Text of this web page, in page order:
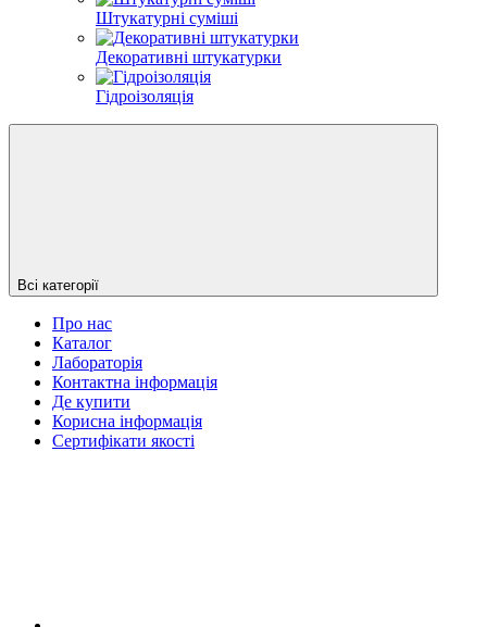
Штукатурні суміші
Декоративні штукатурки
Гідроізоляція
Всі категорії
Про нас
Каталог
Лабораторія
Контактна інформація
Де купити
Корисна інформація
Сертифікати якості